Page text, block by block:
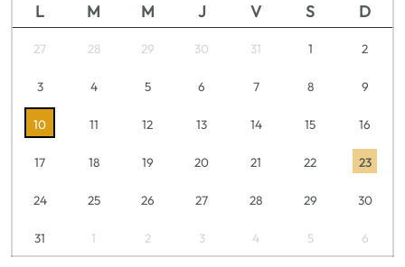
L M M J V S D
27 28 29 30 31 1 2
3 4 5 6 7 8 9
10 11 12 13 14 15 16
17 18 19 20 21 22 23
24 25 26 27 28 29 30
31 1 2 3 4 5 6